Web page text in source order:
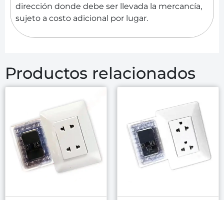
dirección donde debe ser llevada la mercancía,
sujeto a costo adicional por lugar.
Productos relacionados